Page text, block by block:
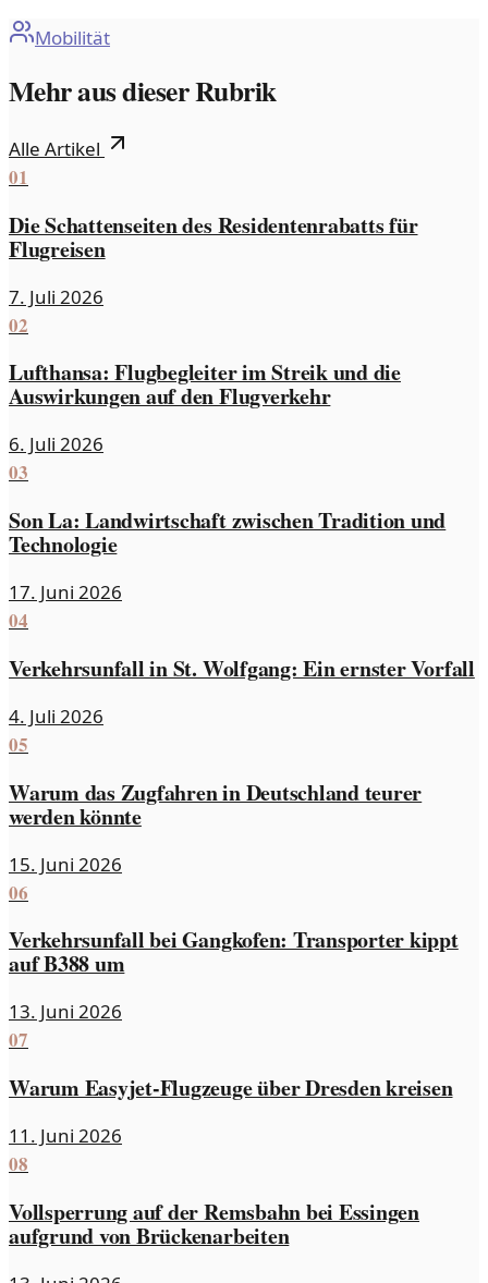
Mobilität
Mehr aus dieser Rubrik
Alle Artikel
01
Die Schattenseiten des Residentenrabatts für
Flugreisen
7. Juli 2026
02
Lufthansa: Flugbegleiter im Streik und die
Auswirkungen auf den Flugverkehr
6. Juli 2026
03
Son La: Landwirtschaft zwischen Tradition und
Technologie
17. Juni 2026
04
Verkehrsunfall in St. Wolfgang: Ein ernster Vorfall
4. Juli 2026
05
Warum das Zugfahren in Deutschland teurer
werden könnte
15. Juni 2026
06
Verkehrsunfall bei Gangkofen: Transporter kippt
auf B388 um
13. Juni 2026
07
Warum Easyjet-Flugzeuge über Dresden kreisen
11. Juni 2026
08
Vollsperrung auf der Remsbahn bei Essingen
aufgrund von Brückenarbeiten